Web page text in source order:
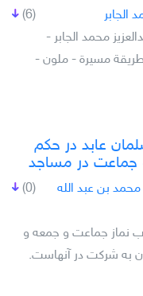
(6)
الجابر
محمد الجابر -
مسيرة - ملون -
عابد در حكم
جماعت در مساجد
(0)
محمد بن عبد الله
نماز جماعت و جمعه و
به شرکت در آنهاست.